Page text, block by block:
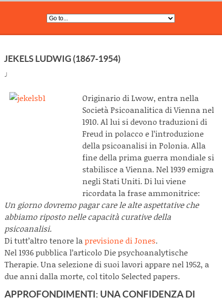
JEKELS LUDWIG (1867-1954)
J
Originario di Lwow, entra nella
Società Psicoanalitica di Vienna nel
1910. Al lui si devono traduzioni di
Freud in polacco e l’introduzione
della psicoanalisi in Polonia. Alla
fine della prima guerra mondiale si
stabilisce a Vienna. Nel 1939 emigra
negli Stati Uniti. Di lui viene
ricordata la frase ammonitrice:
Un giorno dovremo pagar care le alte aspettative che
abbiamo riposto nelle capacità curative della
psicoanalisi.
Di tutt’altro tenore laprevisione di Jones.
Nel 1936 pubblica l’articolo Die psychoanalytische
Therapie. Una selezione di suoi lavori appare nel 1952, a
due anni dalla morte, col titolo Selected papers.
APPROFONDIMENTI: UNA CONFIDENZA DI